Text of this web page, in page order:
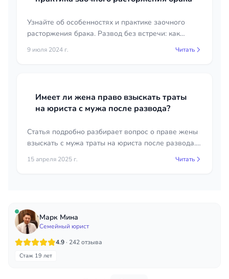
Марк Мина
Семейный юрист
4.9· 242 отзыва
Стаж 19 лет
Узнайте об особенностях и практике заочного
расторжения брака. Развод без встречи: как
проходит процедура, какие есть нюансы.
9 июля 2024 г. Читать
Имеет ли жена право взыскать траты
на юриста с мужа после развода?
Статья подробно разбирает вопрос о праве жены
взыскать с мужа траты на юриста после развода.
Анализ судебной практики и законодательства.
15 апреля 2025 г. Читать